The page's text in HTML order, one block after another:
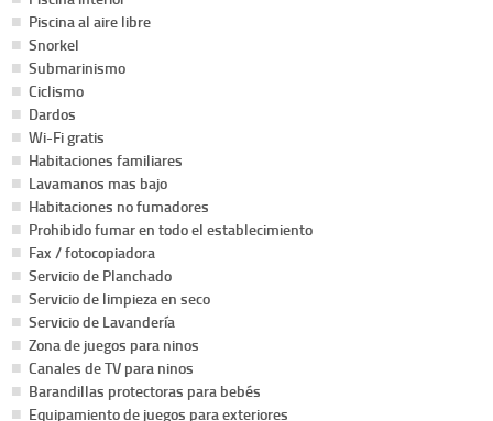
Piscina al aire libre
Snorkel
Submarinismo
Ciclismo
Dardos
Wi-Fi gratis
Habitaciones familiares
Lavamanos mas bajo
Habitaciones no fumadores
Prohibido fumar en todo el establecimiento
Fax / fotocopiadora
Servicio de Planchado
Servicio de limpieza en seco
Servicio de Lavandería
Zona de juegos para ninos
Canales de TV para ninos
Barandillas protectoras para bebés
Equipamiento de juegos para exteriores